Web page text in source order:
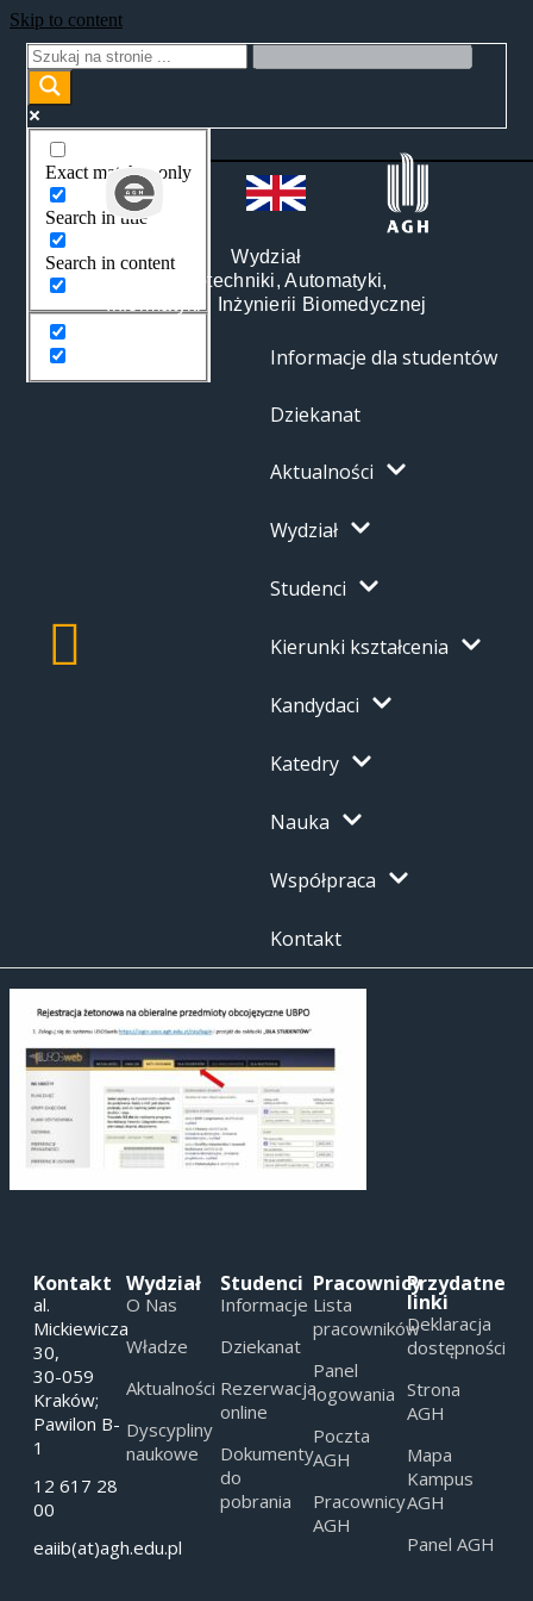
Skip to content
Exact matches only
Search in title
Search in content
Wydział
Elektrotechniki, Automatyki,
Informatyki i Inżynierii Biomedycznej
Informacje dla studentów
Dziekanat
Aktualności
Wydział
Studenci
Kierunki kształcenia
Kandydaci
Katedry
Nauka
Współpraca
Kontakt
Kontakt
al.
Mickiewicza
30,
30-059
Kraków;
Pawilon B-
1
12 617 28
00
eaiib(at)agh.edu.pl
Wydział
O Nas
Władze
Aktualności
Dyscypliny
naukowe
Studenci
Informacje
Dziekanat
Rezerwacja
online
Dokumenty
do
pobrania
Pracownicy
Lista
pracowników
Panel
logowania
Poczta
AGH
Pracownicy
AGH
Przydatne
linki
Deklaracja
dostępności
Strona
AGH
Mapa
Kampus
AGH
Panel AGH